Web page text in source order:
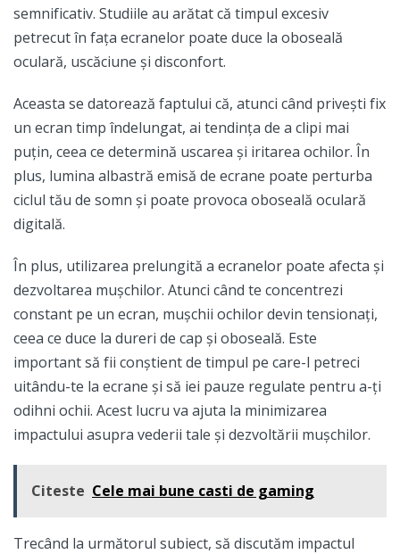
semnificativ. Studiile au arătat că timpul excesiv
petrecut în fața ecranelor poate duce la oboseală
oculară, uscăciune și disconfort.
Aceasta se datorează faptului că, atunci când privești fix
un ecran timp îndelungat, ai tendința de a clipi mai
puțin, ceea ce determină uscarea și iritarea ochilor. În
plus, lumina albastră emisă de ecrane poate perturba
ciclul tău de somn și poate provoca oboseală oculară
digitală.
În plus, utilizarea prelungită a ecranelor poate afecta și
dezvoltarea mușchilor. Atunci când te concentrezi
constant pe un ecran, mușchii ochilor devin tensionați,
ceea ce duce la dureri de cap și oboseală. Este
important să fii conștient de timpul pe care-l petreci
uitându-te la ecrane și să iei pauze regulate pentru a-ți
odihni ochii. Acest lucru va ajuta la minimizarea
impactului asupra vederii tale și dezvoltării mușchilor.
Citeste Cele mai bune casti de gaming
Trecând la următorul subiect, să discutăm impactul